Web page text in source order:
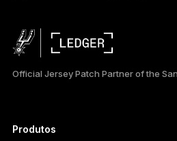
한국어
Official Jersey Patch Partner of the
Produtos